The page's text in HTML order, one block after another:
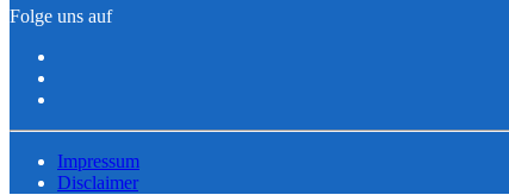
Folge uns auf
Impressum
Disclaimer